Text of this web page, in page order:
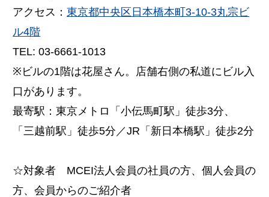
アクセス：東京都中央区日本橋本町3-10-3丸宗ビ
ル4階
TEL: 03-6661-1013
※ビルの1階は花屋さん。店舗右側の私道にビル入
口があります。
最寄駅：東京メトロ「小伝馬町駅」徒歩3分、
「三越前駅」徒歩5分／JR「新日本橋駅」徒歩2分
☆対象者 MCEI法人会員の社員の方、個人会員の
方、会員からのご紹介者